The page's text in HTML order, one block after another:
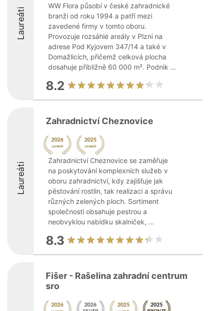
Laureáti
WW Flora působí v české zahradnické
branži od roku 1994 a patří mezi
zavedené firmy v tomto oboru.
Provozuje rozsáhlé areály v Plzni na
adrese Pod Kyjovem 347/14 a také v
Domažlicích, přičemž celková plocha
dosahuje přibližně 60 000 m². Podnik ...
8.2
Laureáti
Zahradnictví Cheznovice
Zahradnictví Cheznovice se zaměřuje
na poskytování komplexních služeb v
oboru zahradnictví, kdy zajišťuje jak
pěstování rostlin, tak realizaci a správu
různých zelených ploch. Sortiment
společnosti obsahuje pestrou a
neobvyklou nabídku skalniček, ...
8.3
Fišer - Rašelina zahradní centrum
sro